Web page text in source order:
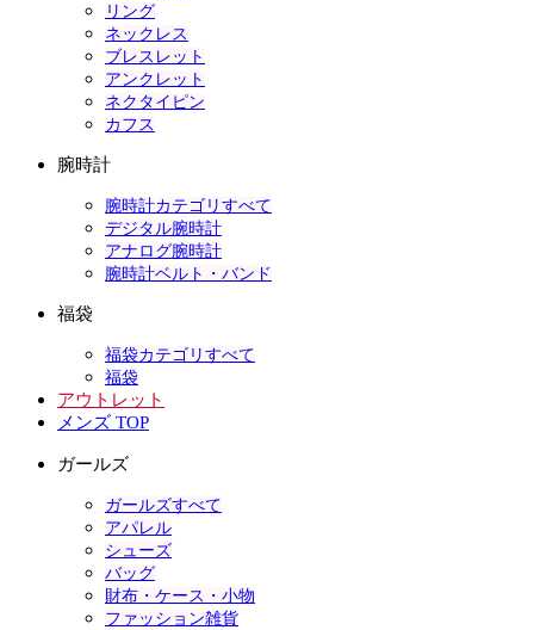
リング
ネックレス
ブレスレット
アンクレット
ネクタイピン
カフス
腕時計
腕時計カテゴリすべて
デジタル腕時計
アナログ腕時計
腕時計ベルト・バンド
福袋
福袋カテゴリすべて
福袋
アウトレット
メンズ TOP
ガールズ
ガールズすべて
アパレル
シューズ
バッグ
財布・ケース・小物
ファッション雑貨